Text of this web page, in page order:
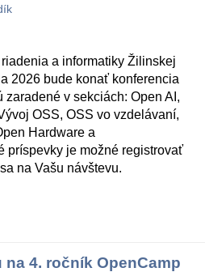
a informatiky Žilinskej
2026 bude konať konferencia
v sekciách: Open AI,
OSS, OSS vo vzdelávaní,
Hardware a
príspevky je možné registrovať
na Vašu návštevu.
4. ročník OpenCamp